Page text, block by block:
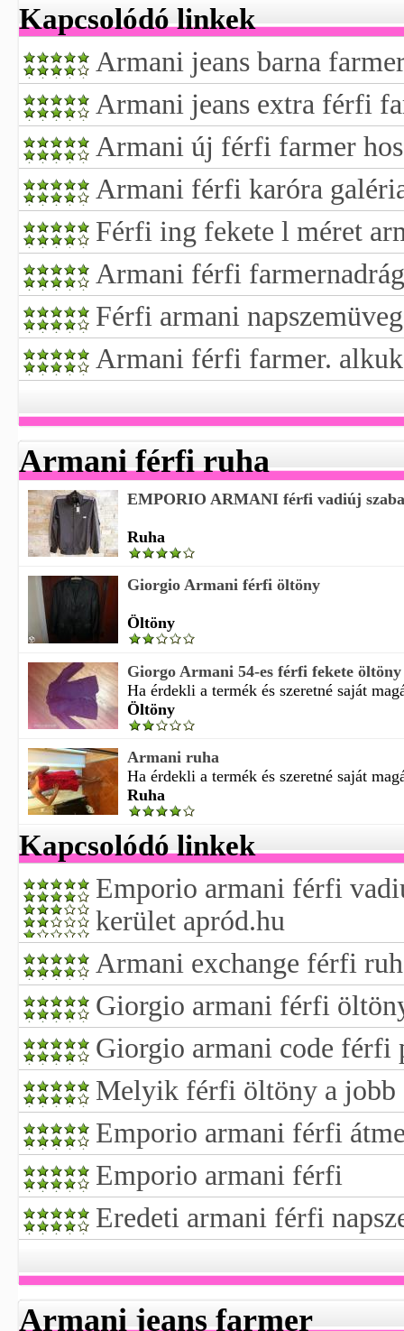
Kapcsolódó linkek
Armani jeans barna
Armani jeans extra férfi
Armani új férfi farmer
Armani férfi karóra
Férfi ing fekete l méret
Armani férfi
Férfi armani napszemüveg
Armani férfi farmer.
Armani férfi ruha
EMPORIO ARMANI férfi vadiúj
Ruha
Giorgio Armani férfi öltöny
Öltöny
Giorgo Armani 54-es férfi fekete öltöny
Ha érdekli a termék és szeretné saját
Öltöny
Armani ruha
Ha érdekli a termék és szeretné saját
Ruha
Kapcsolódó linkek
Emporio armani férfi
kerület apród.hu
Armani exchange férfi
Giorgio armani férfi
Giorgio armani code férfi
Melyik férfi öltöny a jobb
Emporio armani férfi
Emporio armani férfi
Eredeti armani férfi
Armani jeans farmer